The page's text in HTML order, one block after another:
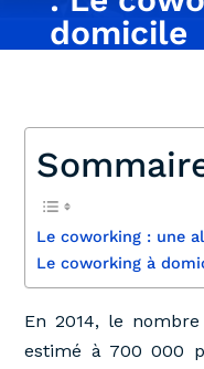
domicile
Le coworking : une
Le coworking à
En 2014, le
estimé à 700 000